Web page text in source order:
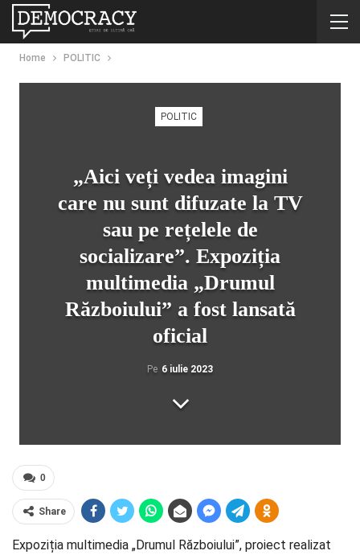
Home POLITIC
POLITIC
„Aici veți vedea imagini
care nu sunt difuzate la TV
sau pe rețelele de
socializare”. Expoziția
multimedia „Drumul
Războiului” a fost lansată
oficial
Pe 6 iulie 2023
0
Share
Expoziția multimedia „Drumul Războiului”, proiect realizat